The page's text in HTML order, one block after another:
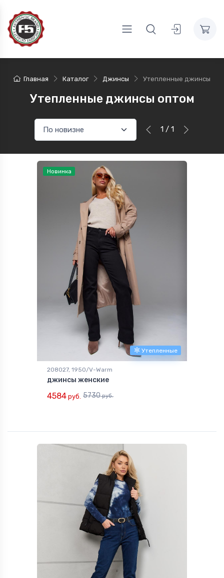
Главная Каталог Джинсы Утепленные джинсы
Утепленные джинсы оптом
1 / 1
Новинка
Утепленные
208027, 1950/V-Warm
джинсы женские
4584 руб. 5730руб.